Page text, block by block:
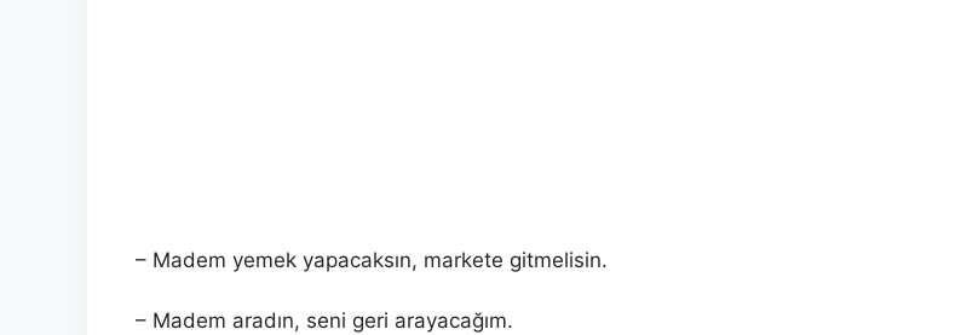
– Madem yemek yapacaksın, markete gitmelisin.
– Madem aradın, seni geri arayacağım.